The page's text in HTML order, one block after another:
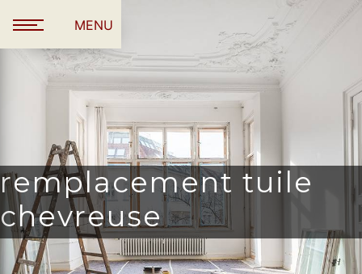
MENU
remplacement tuile
chevreuse